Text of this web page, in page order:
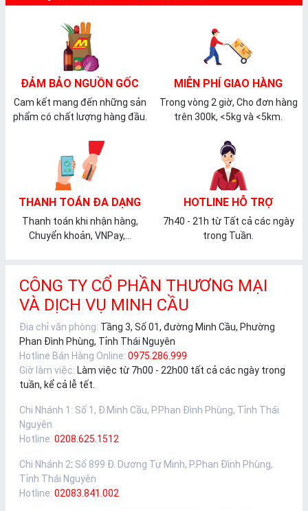
ĐẢM BẢO NGUỒN GỐC
Cam kết mang đến những sản
phẩm có chất lượng hàng đầu.
MIỄN PHÍ GIAO HÀNG
Trong vòng 2 giờ, Cho đơn hàng
trên 300k, <5kg và <5km.
THANH TOÁN ĐA DẠNG
Thanh toán khi nhận hàng,
Chuyển khoản, VNPay,...
HOTLINE HỖ TRỢ
7h40 - 21h từ Tất cả các ngày
trong Tuần.
CÔNG TY CỔ PHẦN THƯƠNG MẠI
VÀ DỊCH VỤ MINH CẦU
Địa chỉ văn phòng: Tầng 3, Số 01, đường Minh Cầu, Phường
Phan Đình Phùng, Tỉnh Thái Nguyên
Hotline Bán Hàng Online: 0975.286.999
Giờ làm việc: Làm việc từ 7h00 - 22h00 tất cả các ngày trong
tuần, kể cả lễ tết.
Chi Nhánh 1 : Số 1, Đ.Minh Cầu, P.Phan Đình Phùng, Tỉnh Thái
Nguyên
Hotline: 0208.625.1512
Chi Nhánh 2: Số 899 Đ. Dương Tự Minh, P.Phan Đình Phùng,
Tỉnh Thái Nguyên
Hotline: 02083.841.002